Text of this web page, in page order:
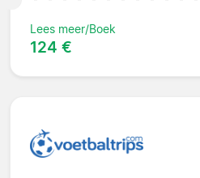
Lees meer/Boek
124 €